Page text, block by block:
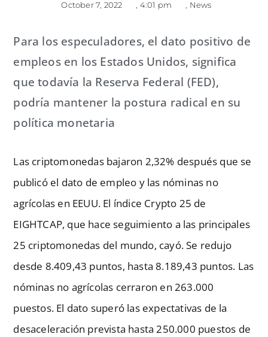
October 7, 2022 4:01 pm News
Para los especuladores, el dato positivo de
empleos en los Estados Unidos, significa
que todavía la Reserva Federal (FED),
podría mantener la postura radical en su
política monetaria
Las criptomonedas bajaron 2,32% después que se
publicó el dato de empleo y las nóminas no
agrícolas en EEUU. El índice Crypto 25 de
EIGHTCAP, que hace seguimiento a las principales
25 criptomonedas del mundo, cayó. Se redujo
desde 8.409,43 puntos, hasta 8.189,43 puntos. Las
nóminas no agrícolas cerraron en 263.000
puestos. El dato superó las expectativas de la
desaceleración prevista hasta 250.000 puestos de